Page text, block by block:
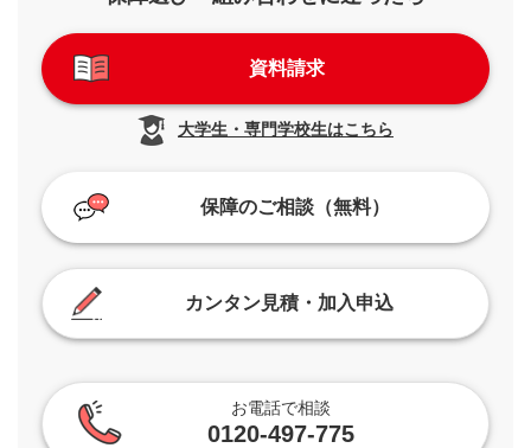
資料請求
大学生・専門学校生はこちら
保障のご相談（無料）
カンタン見積・加入申込
お電話で相談
0120-497-775